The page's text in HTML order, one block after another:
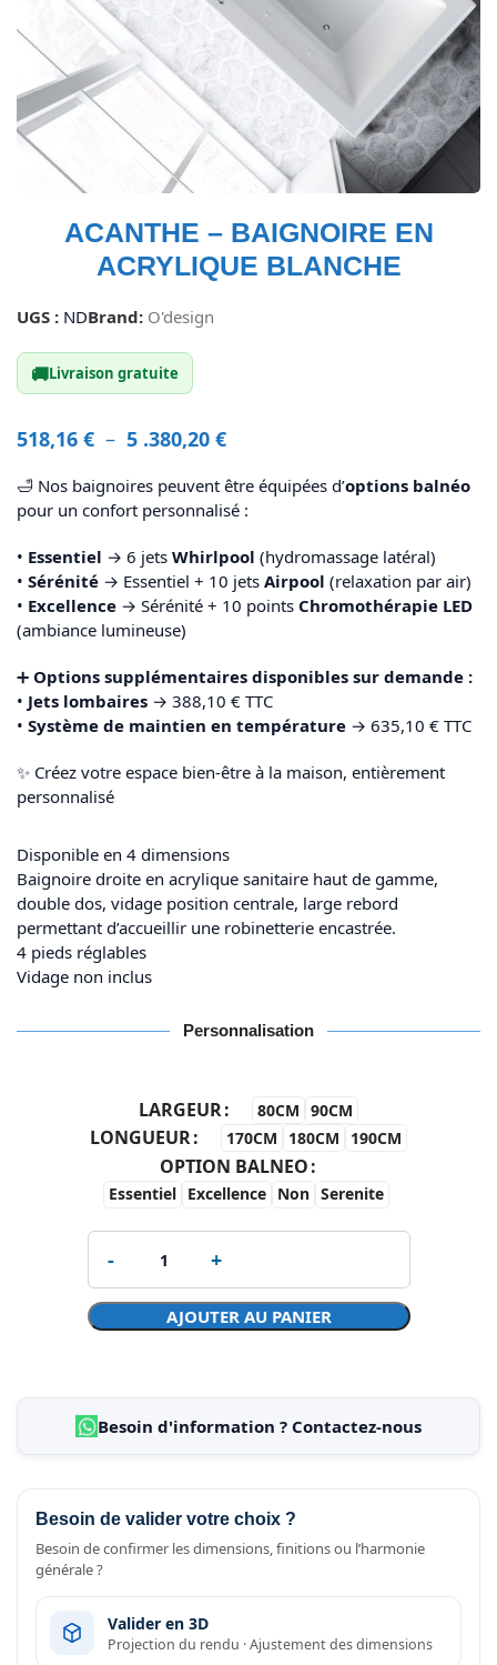
ACANTHE – BAIGNOIRE EN
ACRYLIQUE BLANCHE
UGS : NDBrand: O'design
🚚Livraison gratuite
518,16 € – 5 .380,20 €
🛁 Nos baignoires peuvent être équipées d’options balnéo
pour un confort personnalisé :
• Essentiel → 6 jets Whirlpool (hydromassage latéral)
• Sérénité → Essentiel + 10 jets Airpool (relaxation par air)
• Excellence → Sérénité + 10 points Chromothérapie LED
(ambiance lumineuse)
➕ Options supplémentaires disponibles sur demande :
• Jets lombaires → 388,10 € TTC
• Système de maintien en température → 635,10 € TTC
✨ Créez votre espace bien-être à la maison, entièrement
personnalisé
Disponible en 4 dimensions
Baignoire droite en acrylique sanitaire haut de gamme,
double dos, vidage position centrale, large rebord
permettant d’accueillir une robinetterie encastrée.
4 pieds réglables
Vidage non inclus
Personnalisation
LARGEUR 80CM 90CM
LONGUEUR 170CM 180CM 190CM
OPTION BALNEO
Essentiel Excellence Non Serenite
AJOUTER AU PANIER
Besoin d'information ? Contactez-nous
Besoin de valider votre choix ?
Besoin de confirmer les dimensions, finitions ou l’harmonie
générale ?
Valider en 3D
Projection du rendu · Ajustement des dimensions